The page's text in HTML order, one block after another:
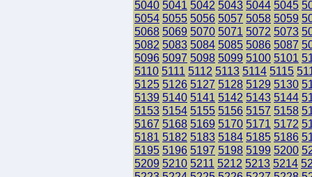
5040 5041 5042 5043 5044 5045
5054 5055 5056 5057 5058 5059
5068 5069 5070 5071 5072 5073
5082 5083 5084 5085 5086 5087
5096 5097 5098 5099 5100 5101
5110 5111 5112 5113 5114 5115
5125 5126 5127 5128 5129 5130
5139 5140 5141 5142 5143 5144
5153 5154 5155 5156 5157 5158
5167 5168 5169 5170 5171 5172
5181 5182 5183 5184 5185 5186
5195 5196 5197 5198 5199 5200
5209 5210 5211 5212 5213 5214